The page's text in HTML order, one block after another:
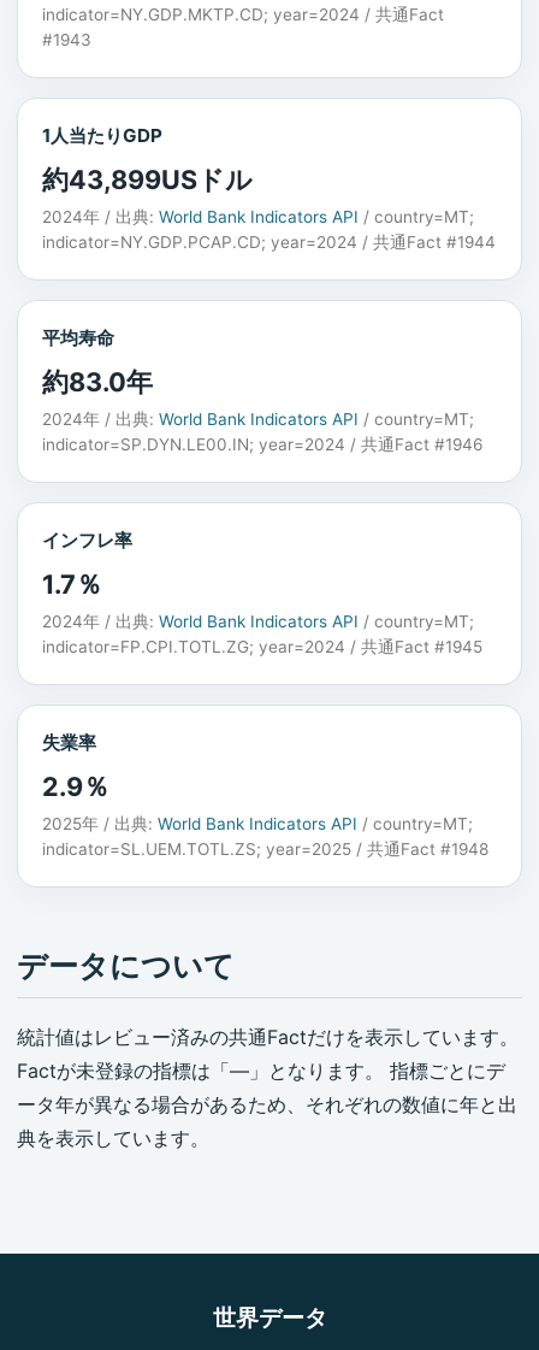
indicator=NY.GDP.MKTP.CD; year=2024 / 共通Fact
#1943
1人当たりGDP
約43,899USドル
2024年 / 出典: World Bank Indicators API / country=MT;
indicator=NY.GDP.PCAP.CD; year=2024 / 共通Fact #1944
平均寿命
約83.0年
2024年 / 出典: World Bank Indicators API / country=MT;
indicator=SP.DYN.LE00.IN; year=2024 / 共通Fact #1946
インフレ率
1.7％
2024年 / 出典: World Bank Indicators API / country=MT;
indicator=FP.CPI.TOTL.ZG; year=2024 / 共通Fact #1945
失業率
2.9％
2025年 / 出典: World Bank Indicators API / country=MT;
indicator=SL.UEM.TOTL.ZS; year=2025 / 共通Fact #1948
データについて
統計値はレビュー済みの共通Factだけを表示しています。
Factが未登録の指標は「—」となります。 指標ごとにデ
ータ年が異なる場合があるため、それぞれの数値に年と出
典を表示しています。
世界データ